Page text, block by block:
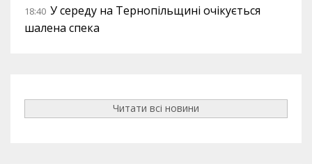
18:40 У середу на Тернопільщині очікується
шалена спека
Читати всі новини